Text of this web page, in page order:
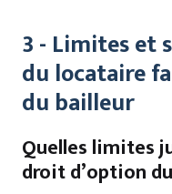
3 - Limites et
du locataire
du bailleur
Quelles limites
droit d’option